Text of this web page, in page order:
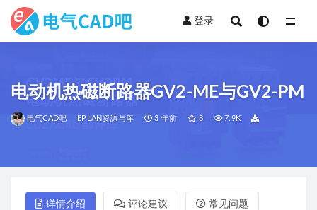
登录
电动机热磁断路器GV2-ME与GV2-PM
电气CAD吧 EPLAN资源与库 3 年前 8 7.9K
详情介绍 评论建议 常见问题